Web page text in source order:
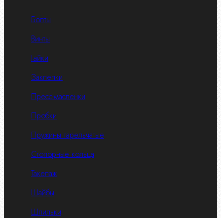
Болты
Винты
Гайки
Заклепки
Пресс-масленки
Пробки
Пружины тарельчатые
Стопорные кольца
Такелаж
Шайбы
Шпильки